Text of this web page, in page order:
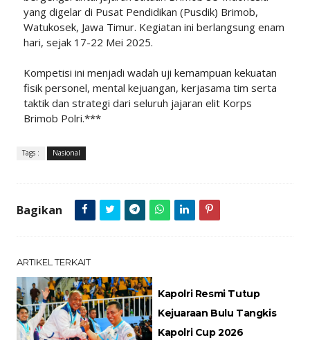
yang digelar di Pusat Pendidikan (Pusdik) Brimob,
Watukosek, Jawa Timur. Kegiatan ini berlangsung enam
hari, sejak 17-22 Mei 2025.
Kompetisi ini menjadi wadah uji kemampuan kekuatan
fisik personel, mental kejuangan, kerjasama tim serta
taktik dan strategi dari seluruh jajaran elit Korps
Brimob Polri.***
Tags : Nasional
Bagikan
ARTIKEL TERKAIT
Kapolri Resmi Tutup
Kejuaraan Bulu Tangkis
Kapolri Cup 2026